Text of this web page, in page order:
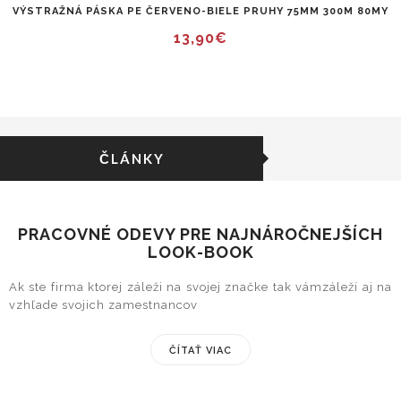
VÝSTRAŽNÁ PÁSKA PE ČERVENO-BIELE PRUHY 75MM 300M 80MY
13,90€
ČLÁNKY
PRACOVNÉ ODEVY PRE NAJNÁROČNEJŠÍCH
LOOK-BOOK
Ak ste firma ktorej záleži na svojej značke tak vámzáleží aj na
vzhľade svojich zamestnancov
ČÍTAŤ VIAC